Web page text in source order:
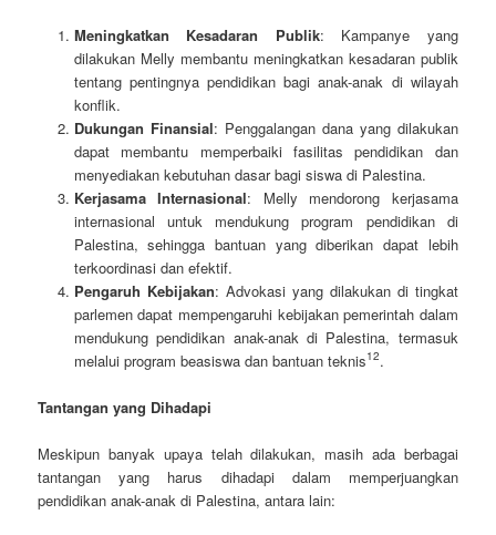
Meningkatkan Kesadaran Publik: Kampanye yang
dilakukan Melly membantu meningkatkan kesadaran publik
tentang pentingnya pendidikan bagi anak-anak di wilayah
konflik.
Dukungan Finansial: Penggalangan dana yang dilakukan
dapat membantu memperbaiki fasilitas pendidikan dan
menyediakan kebutuhan dasar bagi siswa di Palestina.
Kerjasama Internasional: Melly mendorong kerjasama
internasional untuk mendukung program pendidikan di
Palestina, sehingga bantuan yang diberikan dapat lebih
terkoordinasi dan efektif.
Pengaruh Kebijakan: Advokasi yang dilakukan di tingkat
parlemen dapat mempengaruhi kebijakan pemerintah dalam
mendukung pendidikan anak-anak di Palestina, termasuk
melalui program beasiswa dan bantuan teknis12.
Tantangan yang Dihadapi
Meskipun banyak upaya telah dilakukan, masih ada berbagai
tantangan yang harus dihadapi dalam memperjuangkan
pendidikan anak-anak di Palestina, antara lain: